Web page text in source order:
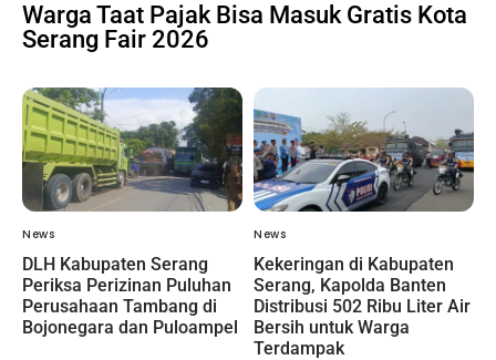
Warga Taat Pajak Bisa Masuk Gratis Kota
Serang Fair 2026
News
DLH Kabupaten Serang
Periksa Perizinan Puluhan
Perusahaan Tambang di
Bojonegara dan Puloampel
News
Kekeringan di Kabupaten
Serang, Kapolda Banten
Distribusi 502 Ribu Liter Air
Bersih untuk Warga
Terdampak